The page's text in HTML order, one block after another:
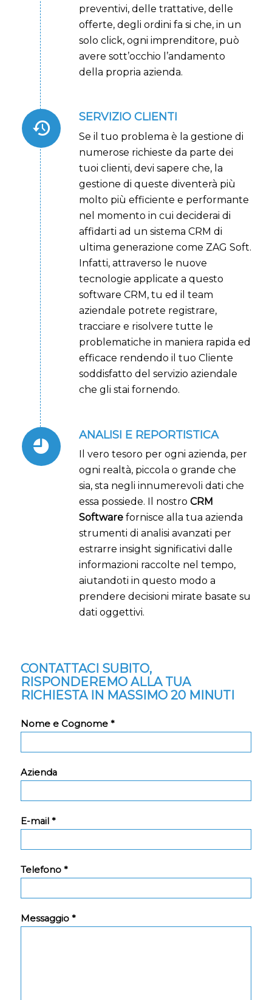
preventivi, delle trattative, delle
offerte, degli ordini fa si che, in un
solo click, ogni imprenditore, può
avere sott’occhio l’andamento
della propria azienda.
SERVIZIO CLIENTI
Se il tuo problema è la gestione di
numerose richieste da parte dei
tuoi clienti, devi sapere che, la
gestione di queste diventerà più
molto più efficiente e performante
nel momento in cui deciderai di
affidarti ad un sistema CRM di
ultima generazione come ZAG Soft.
Infatti, attraverso le nuove
tecnologie applicate a questo
software CRM, tu ed il team
aziendale potrete registrare,
tracciare e risolvere tutte le
problematiche in maniera rapida ed
efficace rendendo il tuo Cliente
soddisfatto del servizio aziendale
che gli stai fornendo.
ANALISI E REPORTISTICA
Il vero tesoro per ogni azienda, per
ogni realtà, piccola o grande che
sia, sta negli innumerevoli dati che
essa possiede. Il nostro CRM
Softwarefornisce alla tua azienda
strumenti di analisi avanzati per
estrarre insight significativi dalle
informazioni raccolte nel tempo,
aiutandoti in questo modo a
prendere decisioni mirate basate su
dati oggettivi.
CONTATTACI SUBITO,
RISPONDEREMO ALLA TUA
RICHIESTA IN MASSIMO 20 MINUTI
Nome e Cognome *
Azienda
E-mail *
Telefono *
Messaggio *